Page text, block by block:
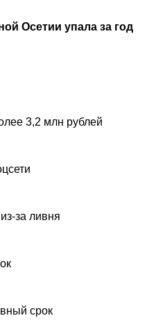
Осетии упала за год
3,2 млн рублей
за ливня
срок